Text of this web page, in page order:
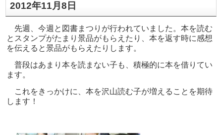
2012年11月8日
先週、今週と図書まつりが行われていました。本を読む
とスタンプがたまり景品がもらえたり、本を返す時に感想
を伝えると景品がもらえたりします。
普段はあまり本を読まない子も、積極的に本を借りてい
ます。
これをきっかけに、本を沢山読む子が増えることを期待
します！